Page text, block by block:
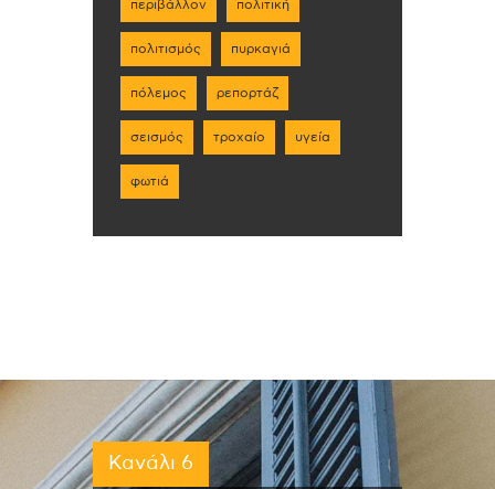
περιβάλλον πολιτική
πολιτισμός πυρκαγιά
πόλεμος ρεπορτάζ
σεισμός τροχαίο υγεία
φωτιά
Κανάλι 6